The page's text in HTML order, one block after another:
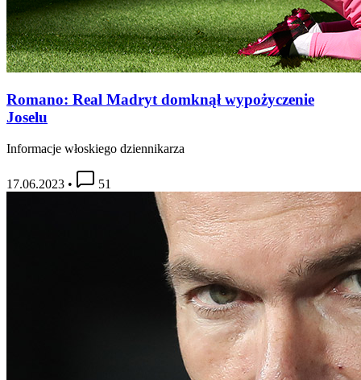
Romano: Real Madryt domknął wypożyczenie
Joselu
Informacje włoskiego dziennikarza
17.06.2023 • 51